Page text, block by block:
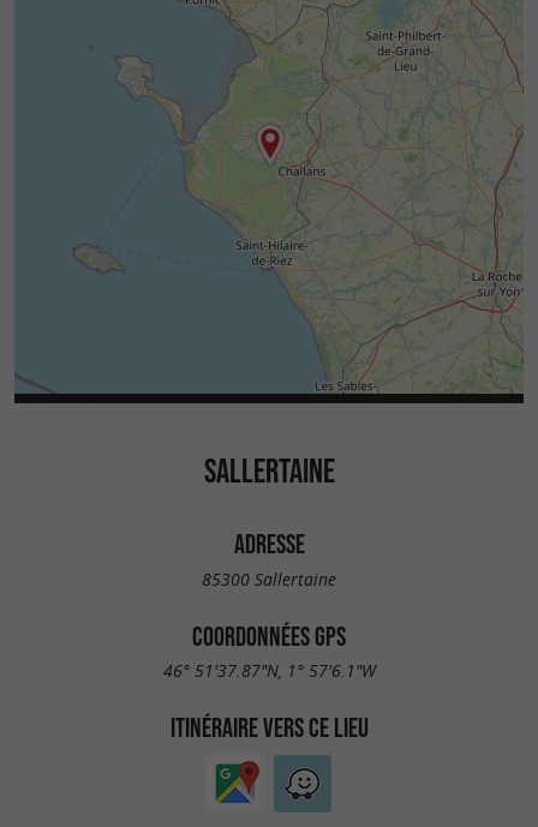
SALLERTAINE
ADRESSE
85300 Sallertaine
COORDONNÉES GPS
46° 51'37.87"N, 1° 57'6.1"W
ITINÉRAIRE VERS CE LIEU